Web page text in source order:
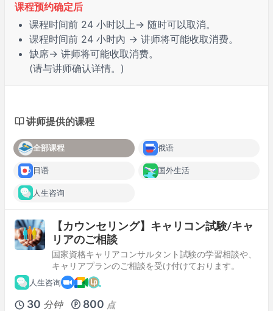
课程预约确定后
课程时间前 24 小时以上→ 随时可以取消。
课程时间前 24 小时內 → 讲师将可能收取消费。
缺席→ 讲师将可能收取消费。
(请与讲师确认详情。)
讲师提供的课程
全部课程 俄语
日语 国外生活
人生咨询
【カウンセリング】キャリコン試験/キャ
リアのご相談
国家資格キャリアコンサルタント試験の学習相談や、
キャリアプランのご相談を受け付けております。
人生咨询
30 分钟 800 点